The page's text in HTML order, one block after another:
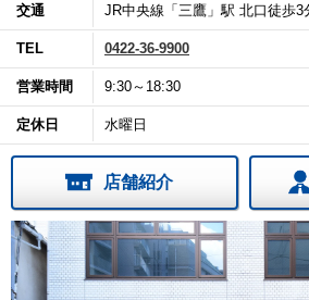
交通 JR中央線「三鷹」駅 北口徒歩3
TEL 0422-36-9900
営業時間 9:30～18:30
定休日 水曜日
店舗紹介